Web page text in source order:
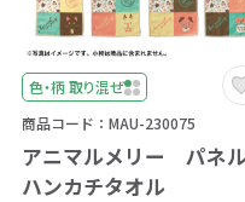
色・柄 取り混ぜ
商品コード：MAU-230075
アニマルメリー パネ
ハンカチタオル